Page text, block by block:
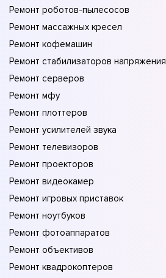
Ремонт роботов-пылесосов
Ремонт массажных кресел
Ремонт кофемашин
Ремонт стабилизаторов напряжения
Ремонт серверов
Ремонт мфу
Ремонт плоттеров
Ремонт усилителей звука
Ремонт телевизоров
Ремонт проекторов
Ремонт видеокамер
Ремонт игровых приставок
Ремонт ноутбуков
Ремонт фотоаппаратов
Ремонт объективов
Ремонт квадрокоптеров